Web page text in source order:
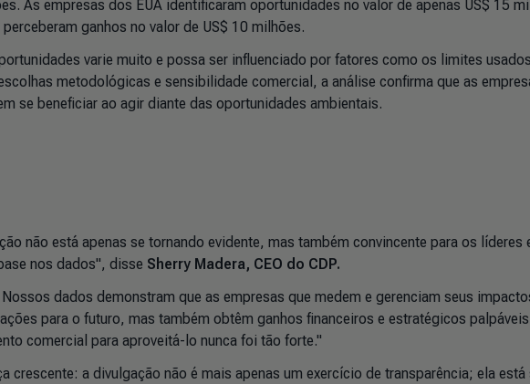
As empresas dos EUA identificaram oportunidades no valor de apenas US$ 15
ganhos no valor de US$ 10 milhões.
varie muito e possa ser influenciado por fatores como os limites
metodológicas e sensibilidade comercial, a análise confirma que as
se beneficiar ao agir diante das oportunidades ambientais.
não está apenas se tornando evidente, mas também convincente para os líderes
nos dados", disse Sherry Madera, CEO do CDP.
dados demonstram que as empresas que medem e gerenciam seus
para o futuro, mas também obtêm ganhos financeiros e estratégicos
comercial para aproveitá-lo nunca foi tão forte."
crescente: a divulgação não é mais apenas um exercício de transparência; ela está